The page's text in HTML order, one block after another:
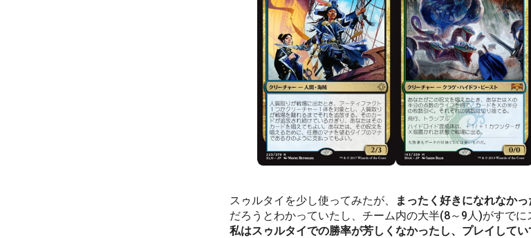
スゥルタイを少し使ってみたが、 まったく好きになれなかっ
だろうとわかっていたし、チーム内の大半(8～9人)がすでに
私はスゥルタイでの勝率が芳しくなかったし、プレイして